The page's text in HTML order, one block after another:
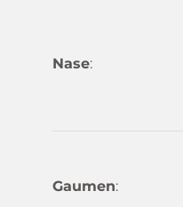
Nase:
Gaumen: